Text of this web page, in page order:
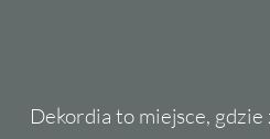
Dekordia to miejsce,